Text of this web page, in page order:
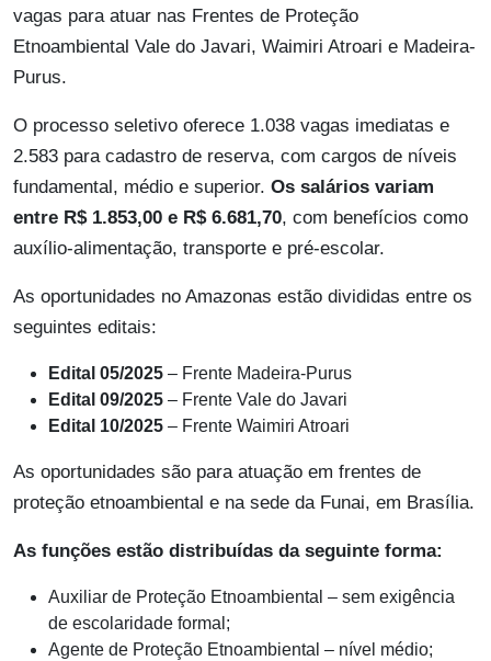
vagas para atuar nas Frentes de Proteção
Etnoambiental Vale do Javari, Waimiri Atroari e Madeira-
Purus.
O processo seletivo oferece 1.038 vagas imediatas e
2.583 para cadastro de reserva, com cargos de níveis
fundamental, médio e superior. Os salários variam
entre R$ 1.853,00 e R$ 6.681,70, com benefícios como
auxílio-alimentação, transporte e pré-escolar.
As oportunidades no Amazonas estão divididas entre os
seguintes editais:
Edital 05/2025 – Frente Madeira-Purus
Edital 09/2025 – Frente Vale do Javari
Edital 10/2025 – Frente Waimiri Atroari
As oportunidades são para atuação em frentes de
proteção etnoambiental e na sede da Funai, em Brasília.
As funções estão distribuídas da seguinte forma:
Auxiliar de Proteção Etnoambiental – sem exigência
de escolaridade formal;
Agente de Proteção Etnoambiental – nível médio;